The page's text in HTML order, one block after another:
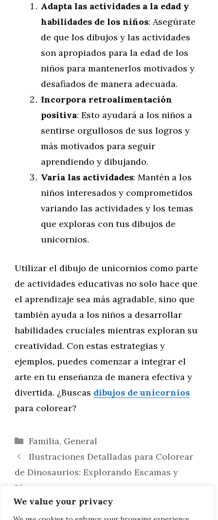
We value your privacy
Adapta las actividades a la edad y
habilidades de los niños: Asegúrate
de que los dibujos y las actividades
son apropiados para la edad de los
niños para mantenerlos motivados y
desafiados de manera adecuada.
Incorpora retroalimentación
positiva: Esto ayudará a los niños a
sentirse orgullosos de sus logros y
más motivados para seguir
aprendiendo y dibujando.
Varía las actividades: Mantén a los
niños interesados y comprometidos
variando las actividades y los temas
que exploras con tus dibujos de
unicornios.
Utilizar el dibujo de unicornios como parte
de actividades educativas no solo hace que
el aprendizaje sea más agradable, sino que
también ayuda a los niños a desarrollar
habilidades cruciales mientras exploran su
creatividad. Con estas estrategias y
ejemplos, puedes comenzar a integrar el
arte en tu enseñanza de manera efectiva y
divertida. ¿Buscas dibujos de unicornios
para colorear?
Categorías
Familia, General
Ilustraciones Detalladas para Colorear
de Dinosaurios: Explorando Escamas y
Plumas
Cómo Hacer Dibujos de Unicornios que